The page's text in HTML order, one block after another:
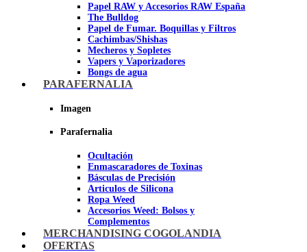
Papel RAW y Accesorios RAW España
The Bulldog
Papel de Fumar. Boquillas y Filtros
Cachimbas/Shishas
Mecheros y Sopletes
Vapers y Vaporizadores
Bongs de agua
Bandejas para liar
Ceniceros para Fumadores
Pipas BHO
Dabbers
Imagen
PARAFERNALIA
Imagen
Parafernalia
Ocultación
Enmascaradores de Toxinas
Básculas de Precisión
Articulos de Silicona
Ropa Weed
Accesorios Weed: Bolsos y
Complementos
Cannabuds
Inciensos
MERCHANDISING COGOLANDIA
OFERTAS